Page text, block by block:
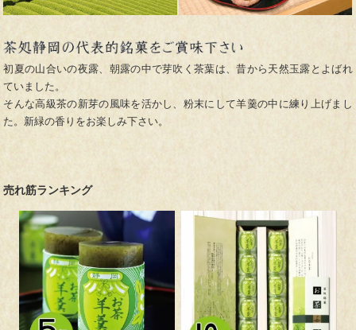
4.17
た！半額セール開催中！
感じませんか？【ありがとうございました！】
2026.
4.13
誠に勝手ながら、5月2日(土)～6日(水・祝)は配送業務休業日と
させていただきます。お客様にはご迷惑をおかけいたします
が、何卒ご理解の程、よろしくお願い申し上げます。
長年のご愛顧に感謝し、ささやかな感謝祭を開催いたします。
2026.
3.24
✨✨✨おかげさまで100周年！✨✨✨
三浦製菓は2026年3月に創業100周年を迎えました。日頃のご愛
顧に心より感謝申し上げます。
今後さまざまな感謝企画等を予定しております！HPおよび 公式
インスタグラム、公式ライン 、 公式X
等にてお知らせいたしま
す！是非ご登録ください！
初夏の山合いの夜露、朝露の中で芽吹く茶葉は、昔から天然玉露とよばれ
ていました。
そんな高級茶の新芽の風味を活かし、粉末にして羊羹の中に練り上げまし
た。新緑の香りをお楽しみ下さい。
売れ筋ランキング